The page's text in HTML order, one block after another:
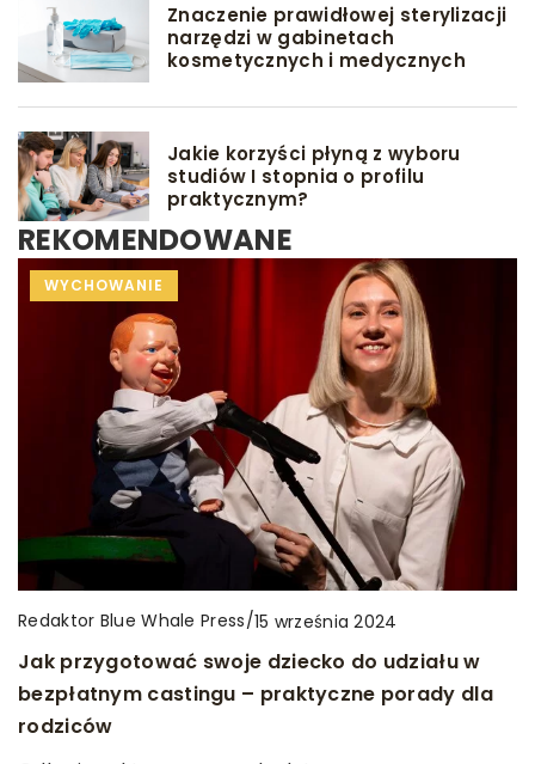
Znaczenie prawidłowej sterylizacji
narzędzi w gabinetach
kosmetycznych i medycznych
Jakie korzyści płyną z wyboru
studiów I stopnia o profilu
praktycznym?
REKOMENDOWANE
INNE
Redaktor Blue Whale Press/9 września 2023
Jak wybrać idealny produkt dla siebie –
poradnik konsumenta
Zastanawiasz się, jak dokonać właściwego wyboru
WYCHOWANIE
Redaktor Blue Whale Press/15 września 2024
Jak przygotować swoje dziecko do udziału w
bezpłatnym castingu – praktyczne porady dla
rodziców
INNE
Redaktor Blue Whale Press/14 sierpnia 2024
Jak wybrać odpowiedni zabieg estetyczny dla
swojej skóry?
Zrozumienie swojego typu skóry to klucz do wyboru